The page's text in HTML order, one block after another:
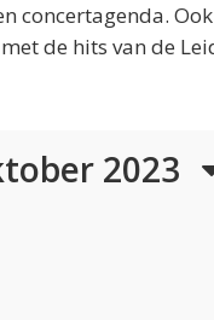
concertagenda.
de hits van de
2023